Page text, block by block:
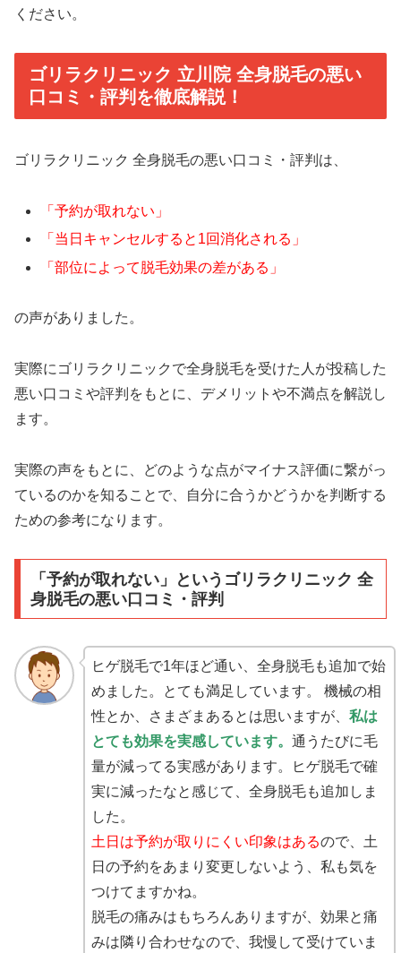
ください。
ゴリラクリニック 立川院 全身脱毛の悪い
口コミ・評判を徹底解説！
ゴリラクリニック 全身脱毛の悪い口コミ・評判は、
「予約が取れない」
「当日キャンセルすると1回消化される」
「部位によって脱毛効果の差がある」
の声がありました。
実際にゴリラクリニックで全身脱毛を受けた人が投稿した
悪い口コミや評判をもとに、デメリットや不満点を解説し
ます。
実際の声をもとに、どのような点がマイナス評価に繋がっ
ているのかを知ることで、自分に合うかどうかを判断する
ための参考になります。
「予約が取れない」というゴリラクリニック 全
身脱毛の悪い口コミ・評判
ヒゲ脱毛で1年ほど通い、全身脱毛も追加で始
めました。とても満足しています。 機械の相
性とか、さまざまあるとは思いますが、 私は
とても効果を実感しています。 通うたびに毛
量が減ってる実感があります。ヒゲ脱毛で確
実に減ったなと感じて、全身脱毛も追加しま
した。
土日は予約が取りにくい印象はあるので、土
日の予約をあまり変更しないよう、私も気を
つけてますかね。
脱毛の痛みはもちろんありますが、効果と痛
みは隣り合わせなので、我慢して受けていま